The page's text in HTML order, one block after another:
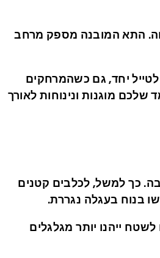
התא המובנה מספק מרחב
יחד, גם כשהמרחקים
מוגנות ונינוחות לאורך
כך למשל, לכלבים קטנים
בנוח בעגלה נגררת.
ייהנו יותר מגלגלים